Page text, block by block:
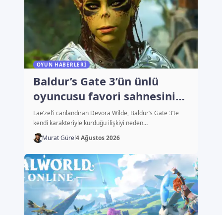
OYUN HABERLERI
Baldur’s Gate 3’ün ünlü
oyuncusu favori sahnesini
açıkladı
Lae’zel’i canlandıran Devora Wilde, Baldur’s Gate 3’te
kendi karakteriyle kurduğu ilişkiyi neden…
Murat Gürel4 Ağustos 2026